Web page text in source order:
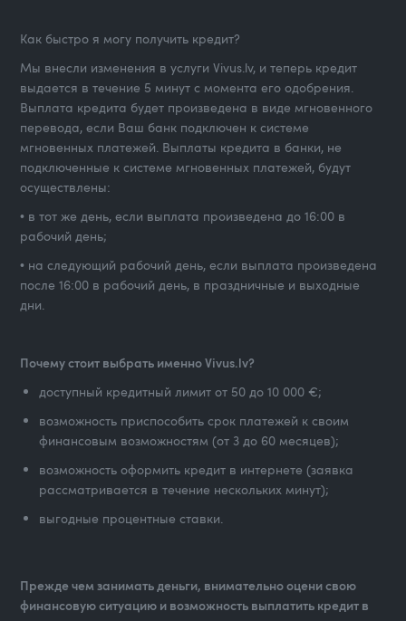
Как быстро я могу получить кредит?
Мы внесли изменения в услуги Vivus.lv, и теперь кредит
выдается в течение 5 минут с момента его одобрения.
Выплата кредита будет произведена в виде мгновенного
перевода, если Ваш банк подключен к системе
мгновенных платежей. Выплаты кредита в банки, не
подключенные к системе мгновенных платежей, будут
осуществлены:
• в тот же день, если выплата произведена до 16:00 в
рабочий день;
• на следующий рабочий день, если выплата произведена
после 16:00 в рабочий день, в праздничные и выходные
дни.
Почему стоит выбрать именно Vivus.lv?
доступный кредитный лимит от 50 до 10 000 €;
возможность приспособить срок платежей к своим
финансовым возможностям (от 3 до 60 месяцев);
возможность оформить кредит в интернете (заявка
рассматривается в течение нескольких минут);
выгодные процентные ставки.
Прежде чем занимать деньги, внимательно оцени свою
финансовую ситуацию и возможность выплатить кредит в